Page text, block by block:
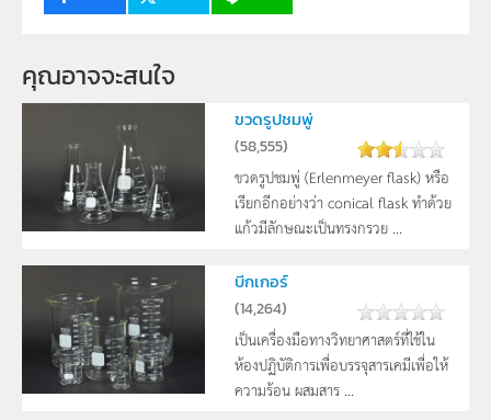
ปฐมวัย, ป.1, ป.2, ป.3, ป.4, ป.5, ป.6, ม.1, ม.2, ม.3, ม.4, ม.5,
กลุ่มเป้าหมาย
คุณอาจจะสนใจ
ขวดรูปชมพู่
(58,555)
ขวดรูปชมพู่ (Erlenmeyer flask) หรือ
เรียกอีกอย่างว่า conical flask ทำด้วย
แก้วมีลักษณะเป็นทรงกรวย ...
บีกเกอร์
(14,264)
เป็นเครื่องมือทางวิทยาศาสตร์ที่ใช้ใน
ห้องปฏิบัติการเพื่อบรรจุสารเคมีเพื่อให้
ความร้อน ผสมสาร ...